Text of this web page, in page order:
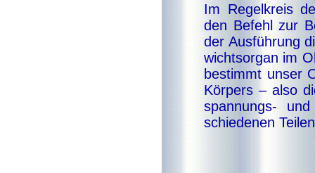
Im Re­gel­kreis
den Be­fehl zur
der Aus­füh­rung
wichts­or­gan im
be­stimmt un­ser
Kör­pers – al­so
span­nungs-
schie­de­nen